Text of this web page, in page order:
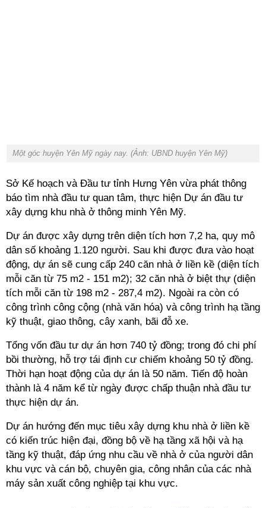
Một góc huyện Yên Mỹ ngày nay. (Ảnh: UBND huyện Yên Mỹ)
Sở Kế hoạch và Đầu tư tỉnh Hưng Yên vừa phát thông
báo tìm nhà đầu tư quan tâm, thực hiện Dự án đầu tư
xây dựng khu nhà ở thông minh Yên Mỹ.
Dự án được xây dựng trên diện tích hơn 7,2 ha, quy mô
dân số khoảng 1.120 người. Sau khi được đưa vào hoạt
động, dự án sẽ cung cấp 240 căn nhà ở liền kề (diện tích
mỗi căn từ 75 m2 - 151 m2); 32 căn nhà ở biệt thự (diện
tích mỗi căn từ 198 m2 - 287,4 m2). Ngoài ra còn có
công trình công cộng (nhà văn hóa) và công trình hạ tầng
kỹ thuật, giao thông, cây xanh, bãi đỗ xe.
Tổng vốn đầu tư dự án hơn 740 tỷ đồng; trong đó chi phí
bồi thường, hỗ trợ tái định cư chiếm khoảng 50 tỷ đồng.
Thời hạn hoạt động của dự án là 50 năm. Tiến độ hoàn
thành là 4 năm kể từ ngày được chấp thuận nhà đầu tư
thực hiện dự án.
Dự án hướng đến mục tiêu xây dựng khu nhà ở liền kề
có kiến trúc hiện đại, đồng bộ về hạ tầng xã hội và hạ
tầng kỹ thuật, đáp ứng nhu cầu về nhà ở của người dân
khu vực và cán bộ, chuyên gia, công nhân của các nhà
máy sản xuất công nghiệp tại khu vực.